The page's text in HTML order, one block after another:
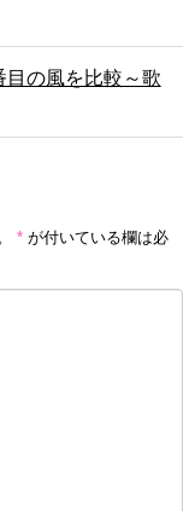
目の風を比較～歌
* が付いている欄は必